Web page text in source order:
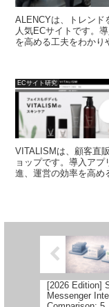
ALENCYは、トレンド
人気ECサイトです。
を高める工夫をわかり
ECサイト研究
VITALISMは、顧客直
ョップです。導入ア
進、運営の効率を高め
[2026 Edition]
Messenger